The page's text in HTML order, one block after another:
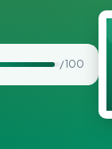
/ 100